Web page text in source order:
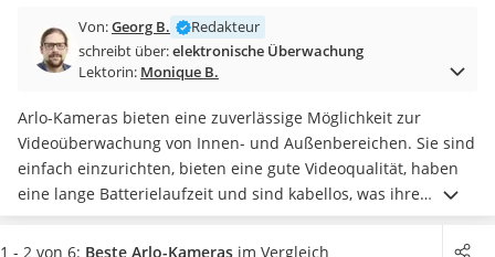
Split-Klimaanlage 2 Innengeräte
Pelletofen
Bohrmaschine
Fliesenschneider
Hochdruckreiniger
Doppelschleifer
Überwachungskamera
Benzinrasenmäher mit Elektrostart
Akku-Laubsauger
Von:Georg B.
Redakteur
schreibt über:elektronische Überwachung
Lektorin: Monique B.
Arlo-Kameras bieten eine zuverlässige Möglichkeit zur
Videoüberwachung von Innen- und Außenbereichen. Sie sind
einfach einzurichten, bieten eine gute Videoqualität, haben
eine lange Batterielaufzeit und sind kabellos, was ihre
Platzierung und Nutzung flexibler macht. Ähnlich wie eine
herkömmliche Kamera für Anfängerwird auch die Arlo-
1 - 2 von 6: Beste Arlo-Kameras im Vergleich